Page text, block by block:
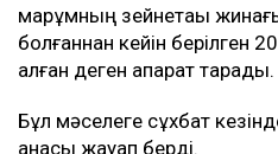
жүргенім –
арқасы. Ол маған
Әділет.
Ол қазіргі әйелінің жүкті